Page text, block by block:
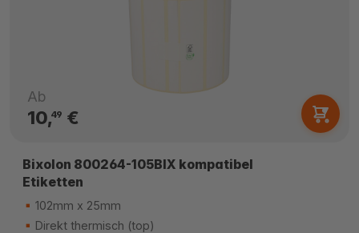
Ab
10,49 €
Bixolon 800264-105BIX kompatibel
Etiketten
102mm x 25mm
Direkt thermisch (top)